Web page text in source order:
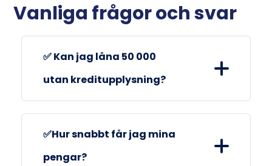
Vanliga frågor och svar
✅ Kan jag låna 50 000
utan kreditupplysning?
en kreditupplysning.
✅Hur snabbt får jag mina
pengar?